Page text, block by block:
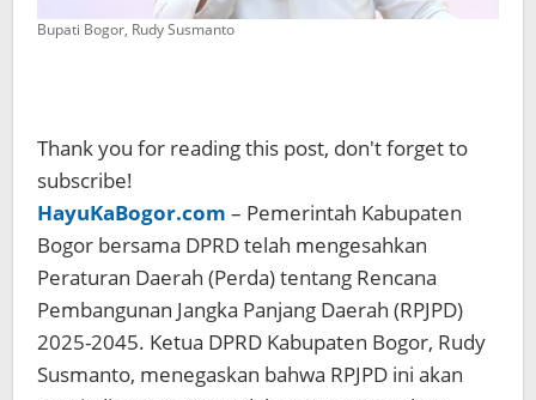
Bupati Bogor, Rudy Susmanto
Thank you for reading this post, don't forget to
subscribe!
HayuKaBogor.com – Pemerintah Kabupaten
Bogor bersama DPRD telah mengesahkan
Peraturan Daerah (Perda) tentang Rencana
Pembangunan Jangka Panjang Daerah (RPJPD)
2025-2045. Ketua DPRD Kabupaten Bogor, Rudy
Susmanto, menegaskan bahwa RPJPD ini akan